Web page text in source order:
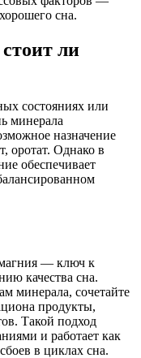
сна.
ли
состояниях или
минерала
назначение
оротат. Однако в
обеспечивает
— ключ к
качества сна.
минерала, сочетайте
продукты,
Такой подход
и работает как
в циклах сна.